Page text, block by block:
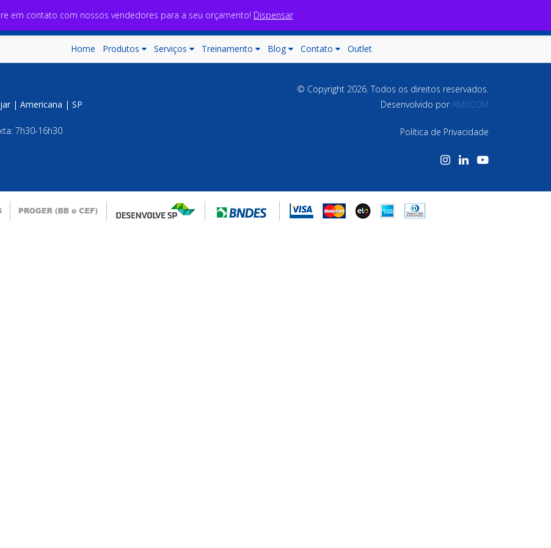
Home Produtos Serviços Treinamento Blog Contato Outlet
| Americana | SP
7h30-16h30
© Copyright 2026. Todos os direitos reservados.
Desenvolvido porAMXCOM
Política de Privacidade
em contato com nossos vendedores para a seu orçamento! Dispensar